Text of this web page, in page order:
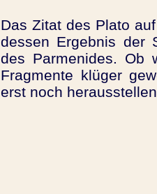
Das Zitat des Plato
dessen Ergebnis der
des Parmenides. Ob
Fragmente klüger
erst noch